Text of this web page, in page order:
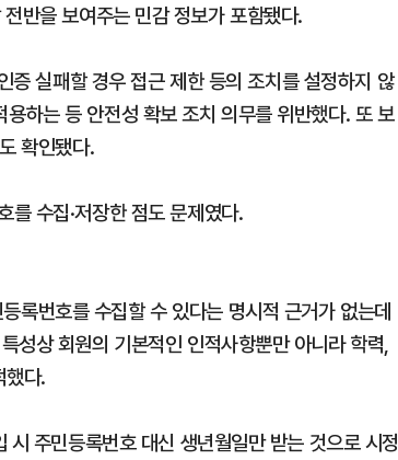
반을 보여주는 민감 정보가 포함됐다.
실패할 경우 접근 제한 등의 조치를 설정하지 않
하는 등 안전성 확보 조치 의무를 위반했다. 또 보
확인됐다.
를 수집·저장한 점도 문제였다.
록번호를 수집할 수 있다는 명시적 근거가 없는데
성상 회원의 기본적인 인적사항뿐만 아니라 학력,
했다.
주민등록번호 대신 생년월일만 받는 것으로 시